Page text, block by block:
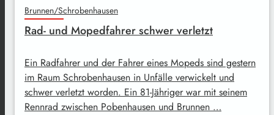
Brunnen/Schrobenhausen
Rad- und Mopedfahrer schwer verletzt
Ein Radfahrer und der Fahrer eines Mopeds sind gestern
im Raum Schrobenhausen in Unfälle verwickelt und
schwer verletzt worden. Ein 81-Jähriger war mit seinem
Rennrad zwischen Pobenhausen und Brunnen …